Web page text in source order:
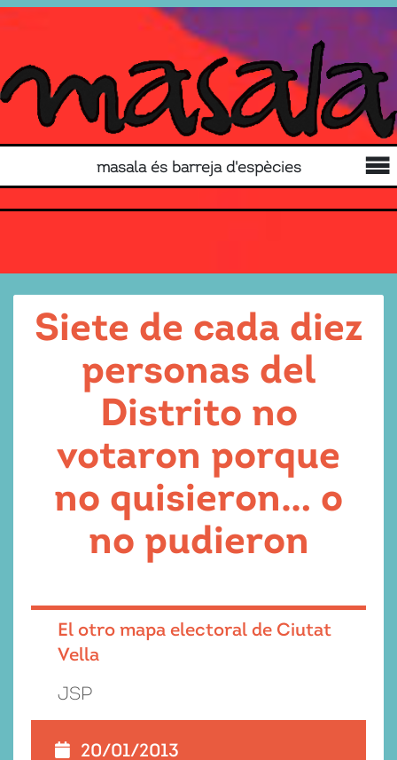
masala és barreja d'espècies
Siete de cada diez
personas del
Distrito no
votaron porque
no quisieron… o
no pudieron
El otro mapa electoral de Ciutat
Vella
JSP
20/01/2013